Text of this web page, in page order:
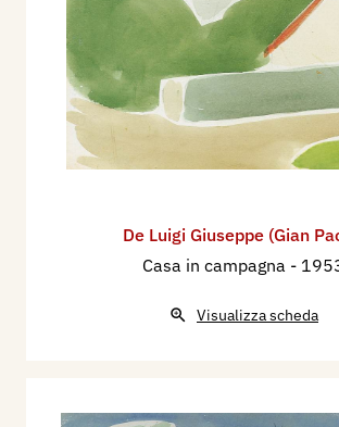
De Luigi Giuseppe (Gian
Casa in campagna -
Visualizza scheda